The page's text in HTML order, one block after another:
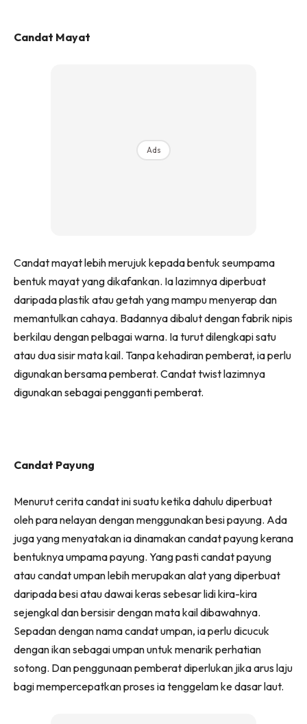
Candat Mayat
Ads
Candat mayat lebih merujuk kepada bentuk seumpama
bentuk mayat yang dikafankan. Ia lazimnya diperbuat
daripada plastik atau getah yang mampu menyerap dan
memantulkan cahaya. Badannya dibalut dengan fabrik nipis
berkilau dengan pelbagai warna. Ia turut dilengkapi satu
atau dua sisir mata kail. Tanpa kehadiran pemberat, ia perlu
digunakan bersama pemberat. Candat twist lazimnya
digunakan sebagai pengganti pemberat.
Candat Payung
Menurut cerita candat ini suatu ketika dahulu diperbuat
oleh para nelayan dengan menggunakan besi payung. Ada
juga yang menyatakan ia dinamakan candat payung kerana
bentuknya umpama payung. Yang pasti candat payung
atau candat umpan lebih merupakan alat yang diperbuat
daripada besi atau dawai keras sebesar lidi kira-kira
sejengkal dan bersisir dengan mata kail dibawahnya.
Sepadan dengan nama candat umpan, ia perlu dicucuk
dengan ikan sebagai umpan untuk menarik perhatian
sotong. Dan penggunaan pemberat diperlukan jika arus laju
bagi mempercepatkan proses ia tenggelam ke dasar laut.